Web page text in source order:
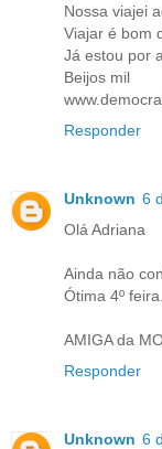
Nossa viajei
Viajar é bom
Já estou por
Beijos mil
Responder
Unknown 6
Olá Adriana
Ainda não
Ótima 4º
AMIGA da
Responder
Unknown 6